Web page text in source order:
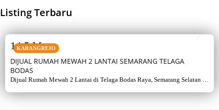
Listing Terbaru
KARANGREJO
DIJUAL RUMAH MEWAH 2 LANTAI SEMARANG TELAGA
BODAS
Dijual Rumah Mewah 2 Lantai di Telaga Bodas Raya, Semarang Selatan –
listrik 5500 watt, air artetis. Lingkungan asri & strategis.
14,5 M